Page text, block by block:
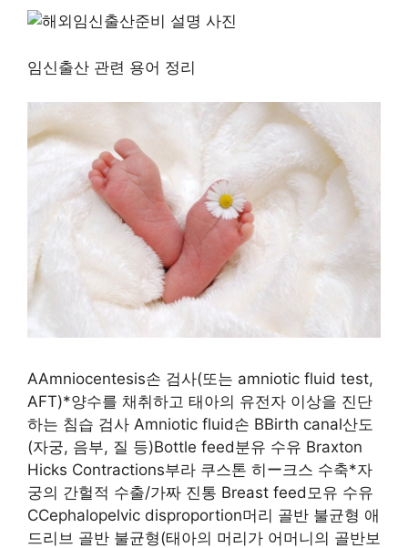
임신출산 관련 용어 정리
AAmniocentesis손 검사(또는 amniotic fluid test,
AFT)*양수를 채취하고 태아의 유전자 이상을 진단
하는 침습 검사 Amniotic fluid손 BBirth canal산도
(자궁, 음부, 질 등)Bottle feed분유 수유 Braxton
Hicks Contractions부라 쿠스톤 히ー크스 수축*자
궁의 간헐적 수출/가짜 진통 Breast feed모유 수유
CCephalopelvic disproportion머리 골반 불균형 애
드리브 골반 불균형(태아의 머리가 어머니의 골반보